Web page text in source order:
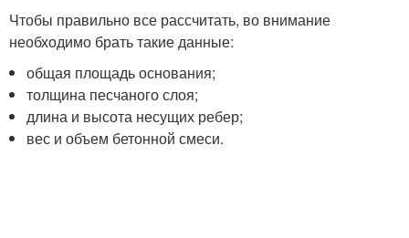
Чтобы правильно все рассчитать, во внимание
необходимо брать такие данные:
общая площадь основания;
толщина песчаного слоя;
длина и высота несущих ребер;
вес и объем бетонной смеси.